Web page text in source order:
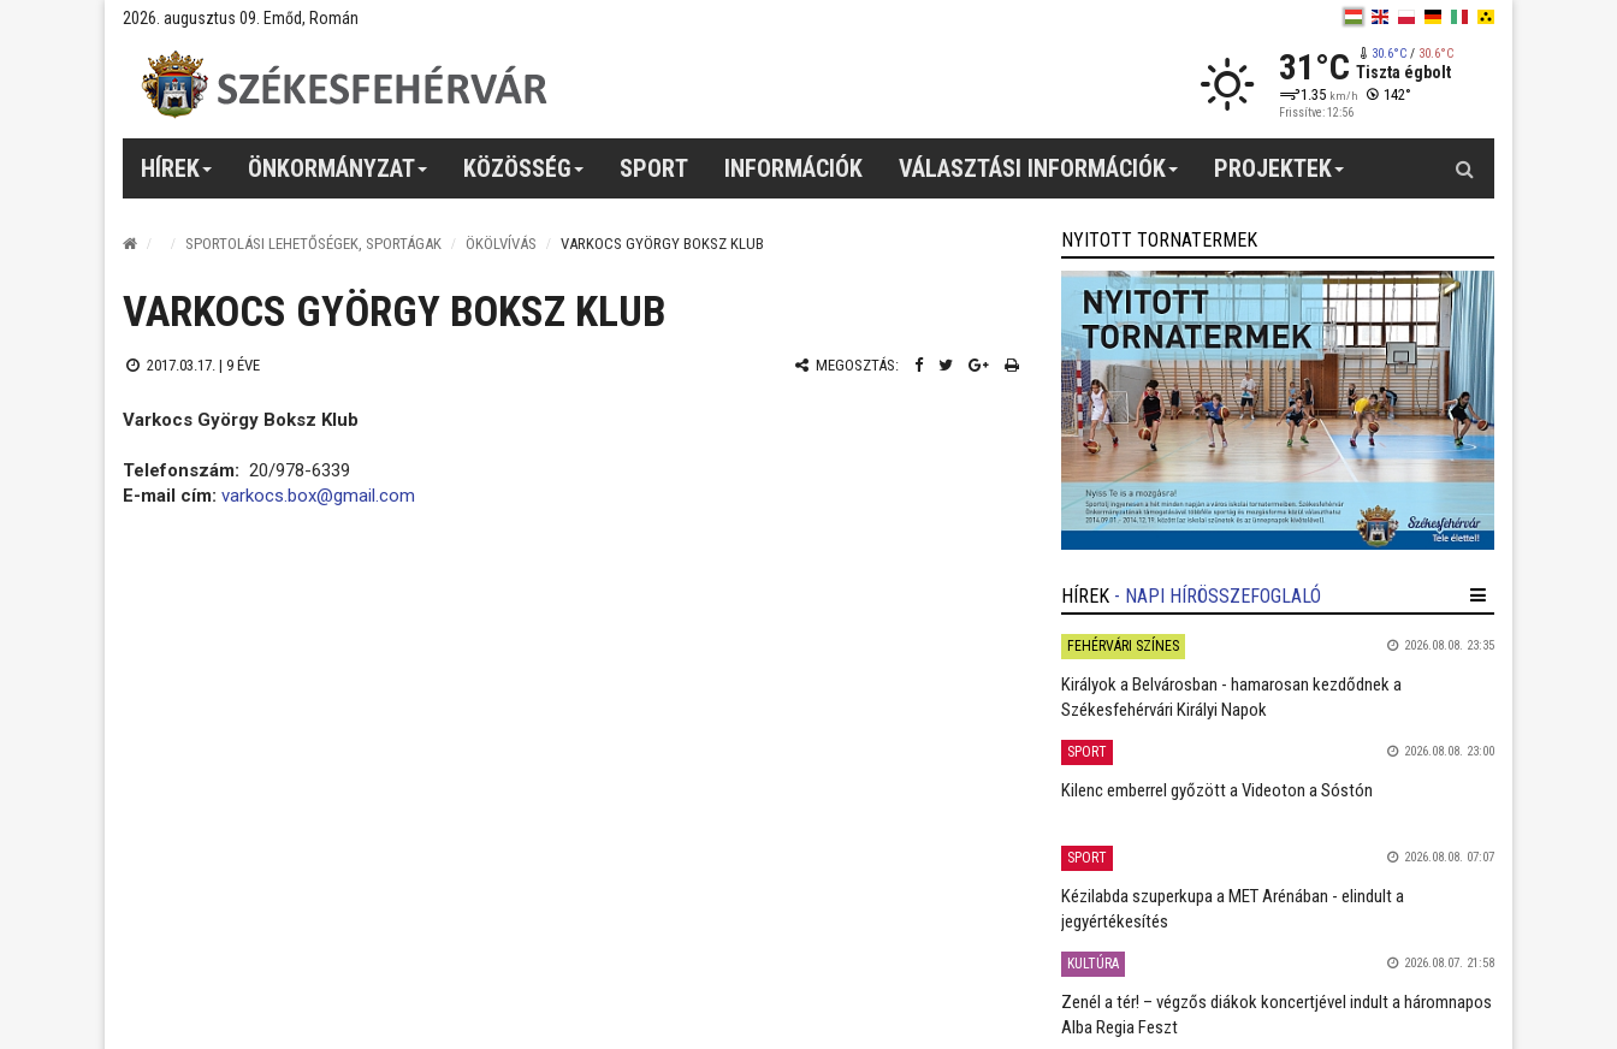
2026. augusztus 09. Emőd, Román
31°C 30.6°C/ 30.6°C
Tiszta égbolt
1.35 km/h 142°
Frissítve: 12:56
HÍREK ÖNKORMÁNYZAT KÖZÖSSÉG SPORT INFORMÁCIÓK VÁLASZTÁSI INFORMÁCIÓK PROJEKTEK
SPORTOLÁSI LEHETŐSÉGEK, SPORTÁGAK ÖKÖLVÍVÁS VARKOCS GYÖRGY BOKSZ KLUB
VARKOCS GYÖRGY BOKSZ KLUB
2017.03.17. | 9 ÉVE MEGOSZTÁS:
Varkocs György Boksz Klub
Telefonszám: 20/978-6339
E-mail cím: varkocs.box@gmail.com
NYITOTT TORNATERMEK
HÍREK - NAPI HÍRÖSSZEFOGLALÓ
FEHÉRVÁRI SZÍNES 2026.08.08. 23:35
Királyok a Belvárosban - hamarosan kezdődnek a
Székesfehérvári Királyi Napok
SPORT 2026.08.08. 23:00
Kilenc emberrel győzött a Videoton a Sóstón
SPORT 2026.08.08. 07:07
Kézilabda szuperkupa a MET Arénában - elindult a
jegyértékesítés
KULTÚRA 2026.08.07. 21:58
Zenél a tér! – végzős diákok koncertjével indult a háromnapos
Alba Regia Feszt